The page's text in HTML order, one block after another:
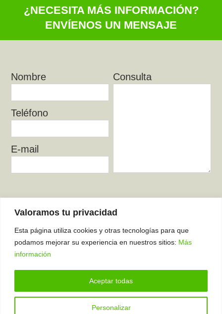
Valoramos tu privacidad
Esta página utiliza cookies y otras tecnologías para que
podamos mejorar su experiencia en nuestros sitios: Más
información
Personalizar
Aceptar todas
¿NECESITA MÁS INFORMACIÓN?
ENVÍENOS UN MENSAJE
Nombre
Teléfono
E-mail
Consulta
He leído y acepto el
Política de Privacidad.
Todos los campos son obligatorios